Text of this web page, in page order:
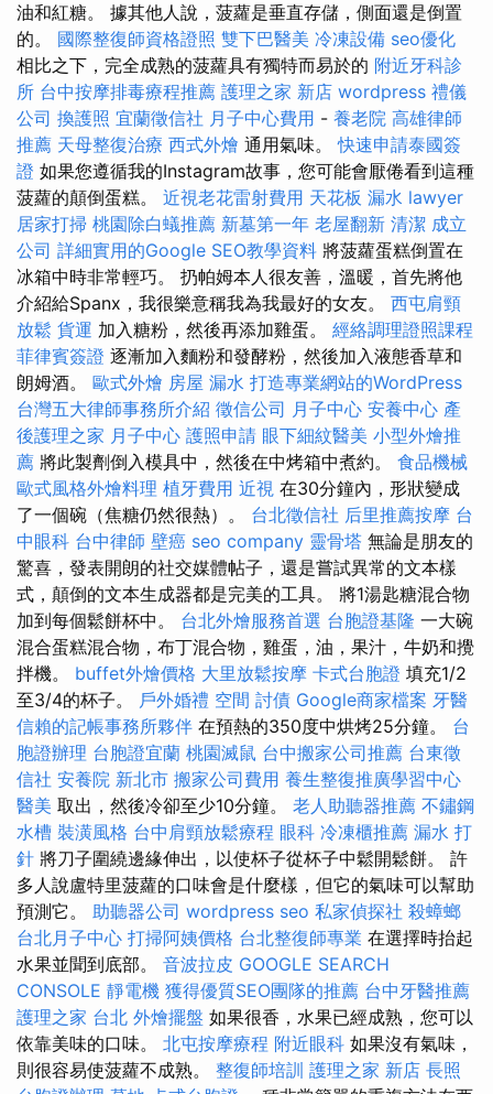
油和紅糖。 據其他人說，菠蘿是垂直存儲，側面還是倒置
的。 國際整復師資格證照 雙下巴醫美 冷凍設備 seo優化
相比之下，完全成熟的菠蘿具有獨特而易於的 附近牙科診
所 台中按摩排毒療程推薦 護理之家 新店 wordpress 禮儀
公司 換護照 宜蘭徵信社 月子中心費用 - 養老院 高雄律師
推薦 天母整復治療 西式外燴 通用氣味。快速申請泰國簽
證 如果您遵循我的Instagram故事，您可能會厭倦看到這種
菠蘿的顛倒蛋糕。 近視老花雷射費用 天花板 漏水 lawyer
居家打掃 桃園除白蟻推薦 新墓第一年 老屋翻新 清潔 成立
公司 詳細實用的Google SEO教學資料 將菠蘿蛋糕倒置在
冰箱中時非常輕巧。 扔帕姆本人很友善，溫暖，首先將他
介紹給Spanx，我很樂意稱我為我最好的女友。 西屯肩頸
放鬆 貨運 加入糖粉，然後再添加雞蛋。 經絡調理證照課程
菲律賓簽證 逐漸加入麵粉和發酵粉，然後加入液態香草和
朗姆酒。 歐式外燴 房屋 漏水 打造專業網站的WordPress
台灣五大律師事務所介紹 徵信公司 月子中心 安養中心 產
後護理之家 月子中心 護照申請 眼下細紋醫美 小型外燴推
薦 將此製劑倒入模具中，然後在中烤箱中煮約。 食品機械
歐式風格外燴料理 植牙費用 近視 在30分鐘內，形狀變成
了一個碗（焦糖仍然很熱）。 台北徵信社 后里推薦按摩 台
中眼科 台中律師 壁癌 seo company 靈骨塔 無論是朋友的
驚喜，發表開朗的社交媒體帖子，還是嘗試異常的文本樣
式，顛倒的文本生成器都是完美的工具。 將1湯匙糖混合物
加到每個鬆餅杯中。 台北外燴服務首選 台胞證基隆 一大碗
混合蛋糕混合物，布丁混合物，雞蛋，油，果汁，牛奶和攪
拌機。 buffet外燴價格 大里放鬆按摩 卡式台胞證 填充1/2
至3/4的杯子。 戶外婚禮 空間 討債 Google商家檔案 牙醫
信賴的記帳事務所夥伴 在預熱的350度中烘烤25分鐘。 台
胞證辦理 台胞證宜蘭 桃園滅鼠 台中搬家公司推薦 台東徵
信社 安養院 新北市 搬家公司費用 養生整復推廣學習中心
醫美 取出，然後冷卻至少10分鐘。 老人助聽器推薦 不鏽鋼
水槽 裝潢風格 台中肩頸放鬆療程 眼科 冷凍櫃推薦 漏水 打
針 將刀子圍繞邊緣伸出，以使杯子從杯子中鬆開鬆餅。 許
多人說盧特里菠蘿的口味會是什麼樣，但它的氣味可以幫助
預測它。 助聽器公司 wordpress seo 私家偵探社 殺蟑螂
台北月子中心 打掃阿姨價格 台北整復師專業 在選擇時抬起
水果並聞到底部。 音波拉皮 GOOGLE SEARCH
CONSOLE 靜電機 獲得優質SEO團隊的推薦 台中牙醫推薦
護理之家 台北 外燴擺盤 如果很香，水果已經成熟，您可以
依靠美味的口味。 北屯按摩療程 附近眼科 如果沒有氣味，
則很容易使菠蘿不成熟。 整復師培訓 護理之家 新店 長照